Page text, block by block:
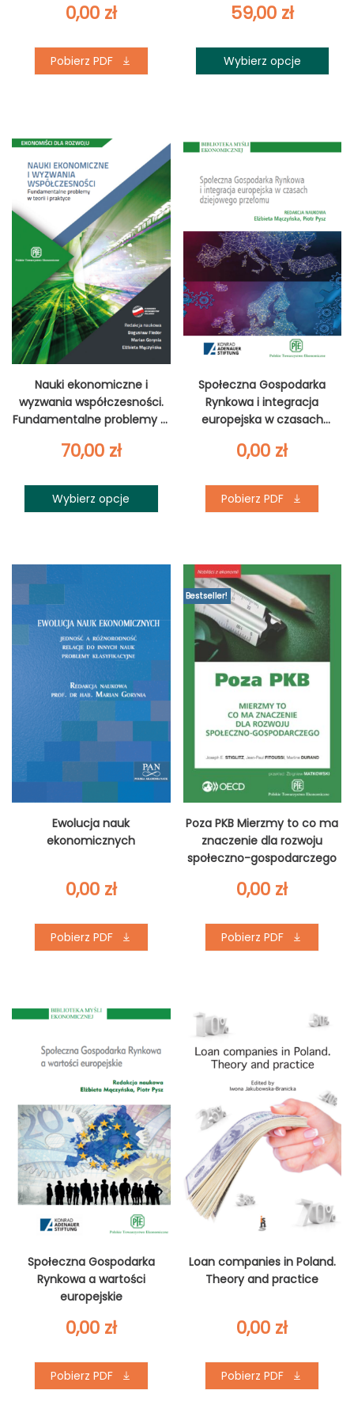
0,00 zł
Pobierz PDF
59,00 zł
Wybierz opcje
Nauki ekonomiczne i
wyzwania współczesności.
Fundamentalne problemy w
70,00 zł
Wybierz opcje
Społeczna Gospodarka
Rynkowa i integracja
europejska w czasach
0,00 zł
Pobierz PDF
Ewolucja nauk
ekonomicznych
0,00 zł
Pobierz PDF
Bestseller!
Poza PKB Mierzmy to co ma
znaczenie dla rozwoju
społeczno-gospodarczego
0,00 zł
Pobierz PDF
Społeczna Gospodarka
Rynkowa a wartości
europejskie
0,00 zł
Pobierz PDF
Loan companies in Poland.
Theory and practice
0,00 zł
Pobierz PDF